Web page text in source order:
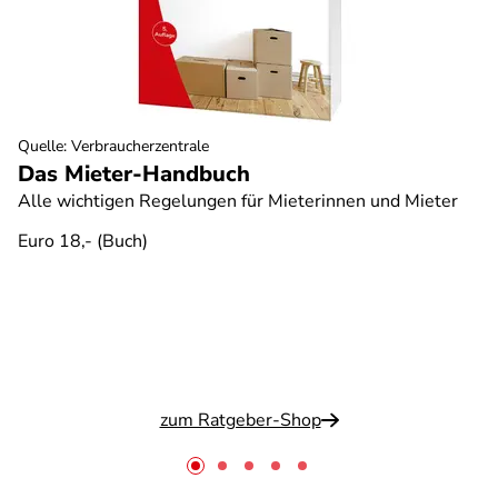
Das Mieter-Handbuch
Alle wichtigen Regelungen für Mieterinnen und Mieter
Euro 18,- (Buch)
zum Ratgeber-Shop
Quelle: Verbraucherzentrale